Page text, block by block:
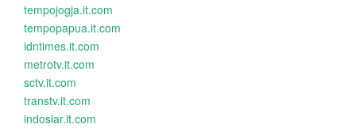
tempojogja.it.com
tempopapua.it.com
idntimes.it.com
metrotv.it.com
sctv.it.com
transtv.it.com
indosiar.it.com